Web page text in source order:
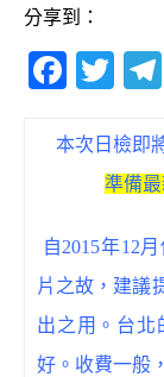
分享到：
F
c
o
o
k
T
it
te
本次日檢即
準備
自2015年12
片之故，建議
出之用。台北
好。收費一般